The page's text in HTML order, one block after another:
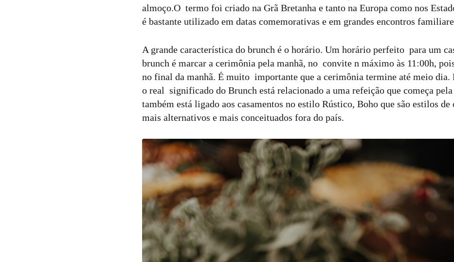
almoço.O termo foi criado na Grã Bretanha e tanto na Europa como nos
é bastante utilizado em datas comemorativas e em grandes encontros
A grande característica do brunch é o horário. Um horário perfeito para um
brunch é marcar a cerimônia pela manhã, no convite n máximo às 11:00h,
no final da manhã. É muito importante que a cerimônia termine até meio dia.
o real significado do Brunch está relacionado a uma refeição que começa
também está ligado aos casamentos no estilo Rústico, Boho que são estilos de
mais alternativos e mais conceituados fora do país.